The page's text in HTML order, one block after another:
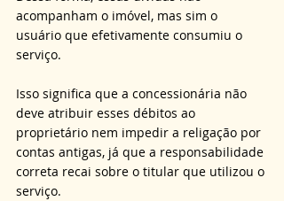
acompanham o imóvel, mas sim o
usuário que efetivamente consumiu o
serviço.
Isso significa que a concessionária não
deve atribuir esses débitos ao
proprietário nem impedir a religação por
contas antigas, já que a responsabilidade
correta recai sobre o titular que utilizou o
serviço.